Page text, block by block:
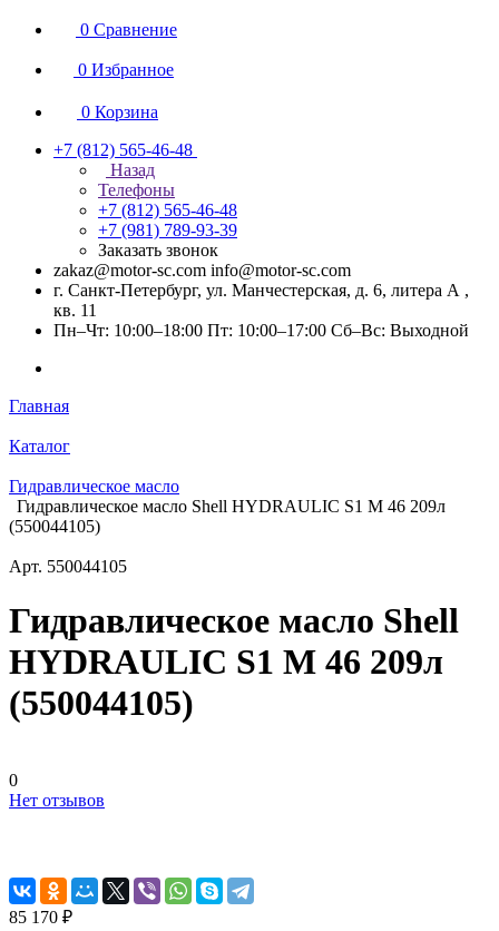
0 Сравнение
0 Избранное
0 Корзина
+7 (812) 565-46-48
Назад
Телефоны
+7 (812) 565-46-48
+7 (981) 789-93-39
Заказать звонок
zakaz@motor-sc.com info@motor-sc.com
г. Санкт-Петербург, ул. Манчестерская, д. 6, литера А ,
кв. 11
Пн–Чт: 10:00–18:00 Пт: 10:00–17:00 Сб–Вс: Выходной
Главная
Каталог
Гидравлическое масло
Гидравлическое масло Shell HYDRAULIC S1 M 46 209л
(550044105)
Арт. 550044105
Гидравлическое масло Shell
HYDRAULIC S1 M 46 209л
(550044105)
0
Нет отзывов
85 170 ₽